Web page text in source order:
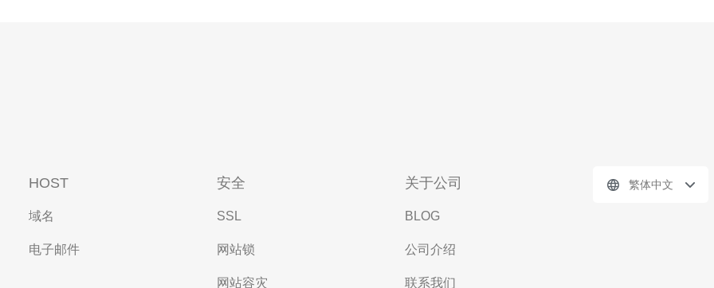
HOST
域名
电子邮件
安全
SSL
网站锁
网站容灾
关于公司
BLOG
公司介绍
联系我们
繁体中文